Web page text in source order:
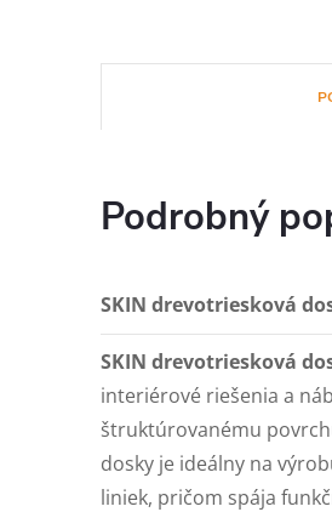
Podrobný
SKIN drevotriesková
SKIN drevotriesková
interiérové riešenia a
štruktúrovanému
dosky je ideálny na
liniek, pričom spája